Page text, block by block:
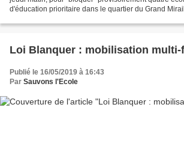
d'éducation prioritaire dans le quartier du Grand
Loi Blanquer : mobilisation multi-
Publié le 16/05/2019 à 16:43
Par Sauvons l'Ecole